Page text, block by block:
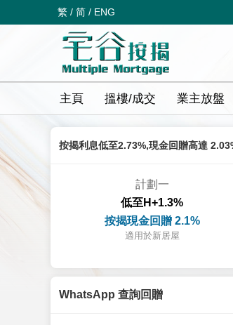
繁 / 简 / ENG
主頁 搵樓/成交 業主放盤
按揭利息低至2.73%,現金回贈高達
計劃一
低至H+1.3%
按揭現金回贈 2.1%
適用於新居屋
WhatsApp 查詢回贈